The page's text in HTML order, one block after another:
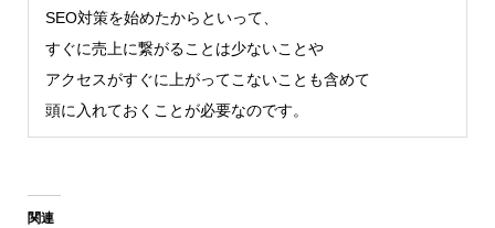
SEO対策を始めたからといって、
すぐに売上に繋がることは少ないことや
アクセスがすぐに上がってこないことも含めて
頭に入れておくことが必要なのです。
関連